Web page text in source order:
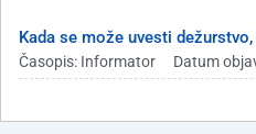
Kada se može uvesti
Časopis: Informator Datum